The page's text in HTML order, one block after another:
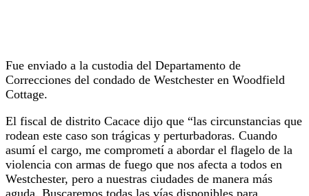
Fue enviado a la custodia del Departamento de
Correcciones del condado de Westchester en Woodfield
Cottage.
El fiscal de distrito Cacace dijo que “las circunstancias que
rodean este caso son trágicas y perturbadoras. Cuando
asumí el cargo, me comprometí a abordar el flagelo de la
violencia con armas de fuego que nos afecta a todos en
Westchester, pero a nuestras ciudades de manera más
aguda. Buscaremos todas las vías disponibles para